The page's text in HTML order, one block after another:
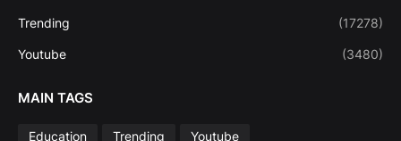
Trending (17278)
Youtube (3480)
MAIN TAGS
Education Trending Youtube